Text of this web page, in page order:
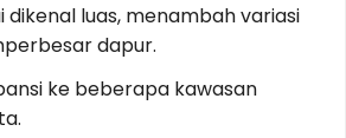
dikenal luas, menambah variasi
dapur.
ke beberapa kawasan